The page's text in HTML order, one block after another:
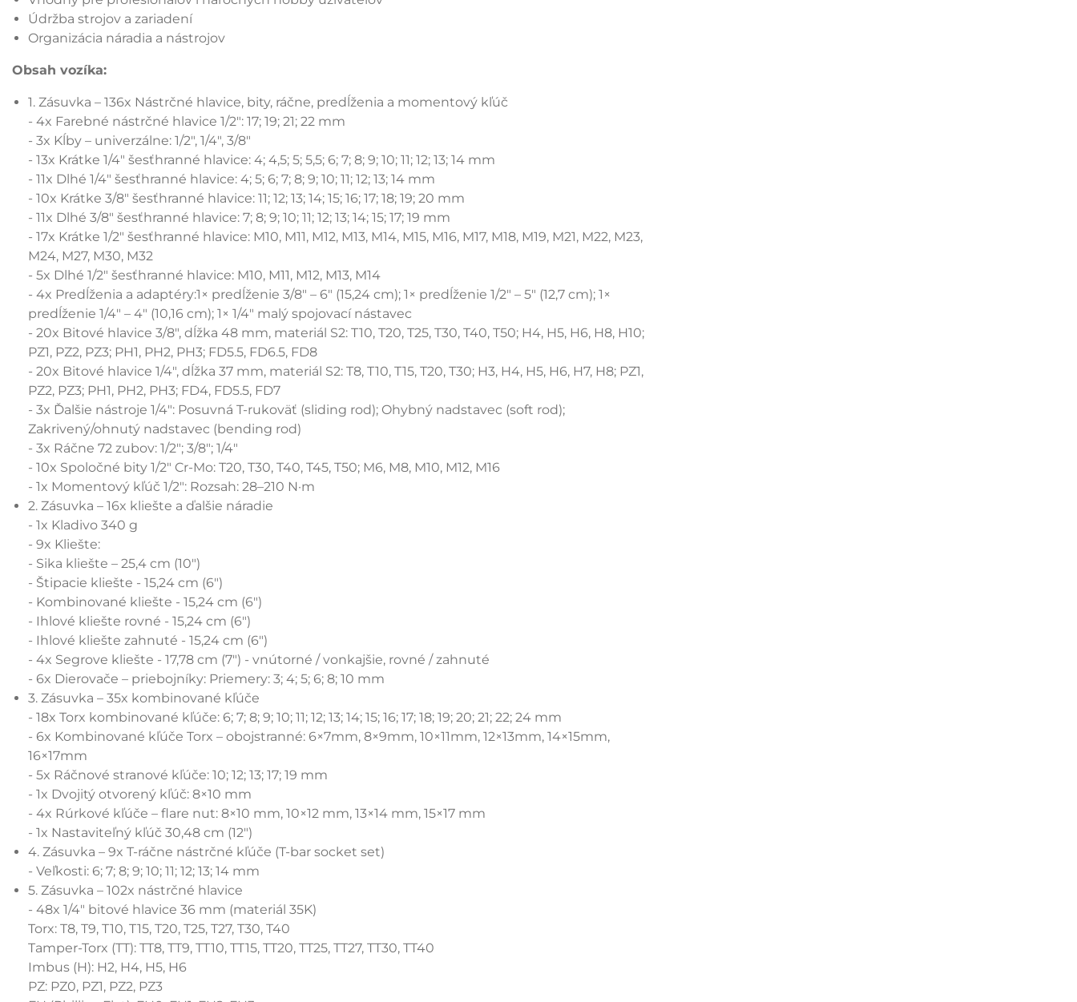
Údržba strojov a zariadení
Organizácia náradia a nástrojov
Obsah vozíka:
1. Zásuvka – 136x Nástrčné hlavice, bity, ráčne, predĺženia a momentový kľúč
- 4x Farebné nástrčné hlavice 1/2": 17; 19; 21; 22 mm
- 3x Kĺby – univerzálne: 1/2", 1/4", 3/8"
- 13x Krátke 1/4" šesťhranné hlavice: 4; 4,5; 5; 5,5; 6; 7; 8; 9; 10; 11; 12; 13; 14 mm
- 11x Dlhé 1/4" šesťhranné hlavice: 4; 5; 6; 7; 8; 9; 10; 11; 12; 13; 14 mm
- 10x Krátke 3/8" šesťhranné hlavice: 11; 12; 13; 14; 15; 16; 17; 18; 19; 20 mm
- 11x Dlhé 3/8" šesťhranné hlavice: 7; 8; 9; 10; 11; 12; 13; 14; 15; 17; 19 mm
- 17x Krátke 1/2" šesťhranné hlavice: M10, M11, M12, M13, M14, M15, M16, M17, M18, M19, M21, M22, M23,
M24, M27, M30, M32
- 5x Dlhé 1/2" šesťhranné hlavice: M10, M11, M12, M13, M14
- 4x Predĺženia a adaptéry:1× predĺženie 3/8" – 6" (15,24 cm); 1× predĺženie 1/2" – 5" (12,7 cm); 1×
predĺženie 1/4" – 4" (10,16 cm); 1× 1/4" malý spojovací nástavec
- 20x Bitové hlavice 3/8", dĺžka 48 mm, materiál S2: T10, T20, T25, T30, T40, T50; H4, H5, H6, H8, H10;
PZ1, PZ2, PZ3; PH1, PH2, PH3; FD5.5, FD6.5, FD8
- 20x Bitové hlavice 1/4", dĺžka 37 mm, materiál S2: T8, T10, T15, T20, T30; H3, H4, H5, H6, H7, H8; PZ1,
PZ2, PZ3; PH1, PH2, PH3; FD4, FD5.5, FD7
- 3x Ďalšie nástroje 1/4": Posuvná T-rukoväť (sliding rod); Ohybný nadstavec (soft rod);
Zakrivený/ohnutý nadstavec (bending rod)
- 3x Ráčne 72 zubov: 1/2"; 3/8"; 1/4"
- 10x Spoločné bity 1/2" Cr-Mo: T20, T30, T40, T45, T50; M6, M8, M10, M12, M16
- 1x Momentový kľúč 1/2": Rozsah: 28–210 N·m
2. Zásuvka – 16x kliešte a ďalšie náradie
- 1x Kladivo 340 g
- 9x Kliešte:
- Sika kliešte – 25,4 cm (10")
- Štipacie kliešte - 15,24 cm (6")
- Kombinované kliešte - 15,24 cm (6")
- Ihlové kliešte rovné - 15,24 cm (6")
- Ihlové kliešte zahnuté - 15,24 cm (6")
- 4x Segrove kliešte - 17,78 cm (7") - vnútorné / vonkajšie, rovné / zahnuté
- 6x Dierovače – priebojníky: Priemery: 3; 4; 5; 6; 8; 10 mm
3. Zásuvka – 35x kombinované kľúče
- 18x Torx kombinované kľúče: 6; 7; 8; 9; 10; 11; 12; 13; 14; 15; 16; 17; 18; 19; 20; 21; 22; 24 mm
- 6x Kombinované kľúče Torx – obojstranné: 6×7mm, 8×9mm, 10×11mm, 12×13mm, 14×15mm,
16×17mm
- 5x Ráčnové stranové kľúče: 10; 12; 13; 17; 19 mm
- 1x Dvojitý otvorený kľúč: 8×10 mm
- 4x Rúrkové kľúče – flare nut: 8×10 mm, 10×12 mm, 13×14 mm, 15×17 mm
- 1x Nastaviteľný kľúč 30,48 cm (12")
4. Zásuvka – 9x T-ráčne nástrčné kľúče (T-bar socket set)
- Veľkosti: 6; 7; 8; 9; 10; 11; 12; 13; 14 mm
5. Zásuvka – 102x nástrčné hlavice
- 48x 1/4" bitové hlavice 36 mm (materiál 35K)
Torx: T8, T9, T10, T15, T20, T25, T27, T30, T40
Tamper-Torx (TT): TT8, TT9, TT10, TT15, TT20, TT25, TT27, TT30, TT40
Imbus (H): H2, H4, H5, H6
PZ: PZ0, PZ1, PZ2, PZ3